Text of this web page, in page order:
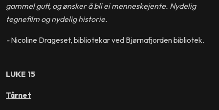
gammel gutt, og ønsker å bli ei menneskejente. Nydelig
tegnefilm og nydelig historie.
-Nicoline Drageset, bibliotekar ved Bjørnafjorden bibliotek.
LUKE 15
Tårnet